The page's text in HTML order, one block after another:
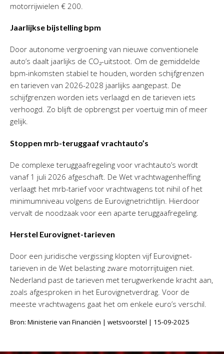
motorrijwielen € 200.
Jaarlijkse bijstelling bpm
Door autonome vergroening van nieuwe conventionele
auto’s daalt jaarlijks de CO₂-uitstoot. Om de gemiddelde
bpm-inkomsten stabiel te houden, worden schijfgrenzen
en tarieven van 2026-2028 jaarlijks aangepast. De
schijfgrenzen worden iets verlaagd en de tarieven iets
verhoogd. Zo blijft de opbrengst per voertuig min of meer
gelijk.
Stoppen mrb-teruggaaf vrachtauto’s
De complexe teruggaafregeling voor vrachtauto’s wordt
vanaf 1 juli 2026 afgeschaft. De Wet vrachtwagenheffing
verlaagt het mrb-tarief voor vrachtwagens tot nihil of het
minimumniveau volgens de Eurovignetrichtlijn. Hierdoor
vervalt de noodzaak voor een aparte teruggaafregeling.
Herstel Eurovignet-tarieven
Door een juridische vergissing klopten vijf Eurovignet-
tarieven in de Wet belasting zware motorrijtuigen niet.
Nederland past de tarieven met terugwerkende kracht aan,
zoals afgesproken in het Eurovignetverdrag. Voor de
meeste vrachtwagens gaat het om enkele euro’s verschil.
Bron: Ministerie van Financiën | wetsvoorstel | 15-09-2025